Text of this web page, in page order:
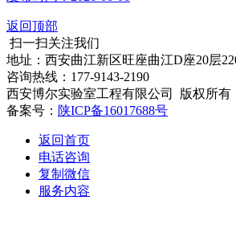
返回顶部
扫一扫关注我们
地址：西安曲江新区旺座曲江D座20层
咨询热线：177-9143-2190
西安博尔实验室工程有限公司 版权所有
备案号： 陕ICP备16017688号
返回首页
电话咨询
复制微信
服务内容